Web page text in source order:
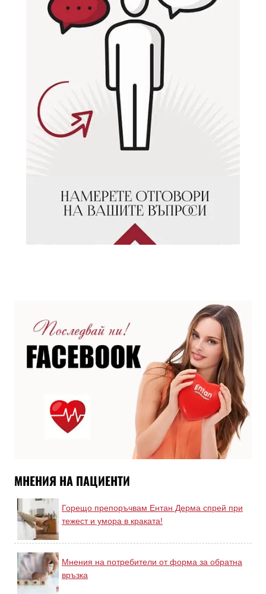
МНЕНИЯ НА ПАЦИЕНТИ
Горещо препоръчвам Ентан Дерма спрей при
тежест и умора в краката!
Мнения на потребители от форма за обратна
връзка